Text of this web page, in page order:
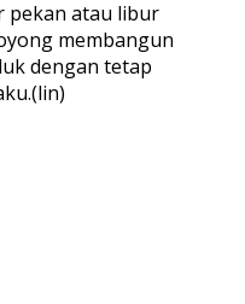
pekan atau libur
membangun
dengan tetap